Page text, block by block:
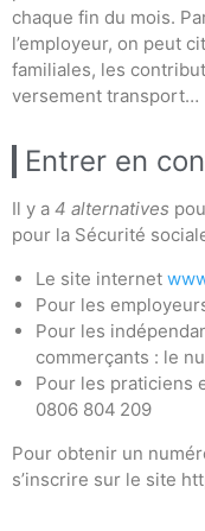
chaque fin du mois.
l’employeur, on peut
familiales, les
versement transport…
Entrer en
Il y a 4 alternatives
pour la Sécurité
Le site internet
Pour les
Pour les
commerçants : le
Pour les praticiens
0806 804 209
Pour obtenir un
s’inscrire sur le site